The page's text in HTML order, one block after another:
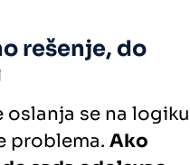
rešenje, do
oslanja se na logiku
problema. Ako